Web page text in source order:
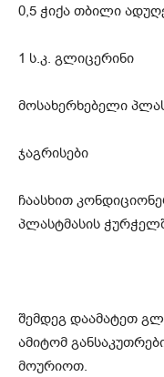
0,5 ჭიქა თბილი
1 ს.კ. გლიცერინი
მოსახერხებელი
ჯაგრისები
ჩაასხით
პლასტმასის
შემდეგ დაამატეთ
ამიტომ
მოურიოთ.